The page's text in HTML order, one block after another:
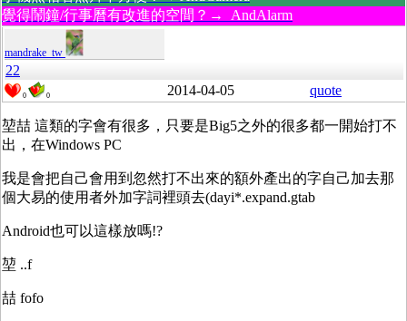
覺得鬧鐘/行事曆有改進的空間？→ AndAlarm
mandrake_tw
22
0 0 2014-04-05 quote
堃喆 這類的字會有很多，只要是Big5之外的很多都一開始打不
出，在Windows PC
我是會把自己會用到忽然打不出來的額外產出的字自己加去那
個大易的使用者外加字詞裡頭去(dayi*.expand.gtab
Android也可以這樣放嗎!?
堃 ..f
喆 fofo